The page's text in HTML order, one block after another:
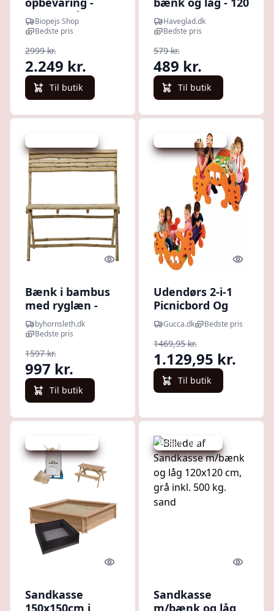
corten stål
Biopejs Shop
Bedste pris
2999 kr.
2.249 kr.
Til butik
x 120 cm
Haveglad.dk
Bedste pris
579 kr.
489 kr.
Til butik
Quick look
Bænk i bambus
med ryglæn -
Mandisa
byhornsleth.dk
Bedste pris
1597 kr.
997 kr.
Til butik
Udsalg - spar 30 %
Quick
Udendørs 2-i-1
Picnicbord Og
Vippe Til Børn -
Til Haven
Gucca.dk Bedste pris
1469,95 kr.
1.129,95 kr.
Til butik
Udsalg - spar 10 %
Quick look
Sandkasse
150x150cm i
Udsalg - spar 2 %
Quick
Sandkasse
m/bænk og låg